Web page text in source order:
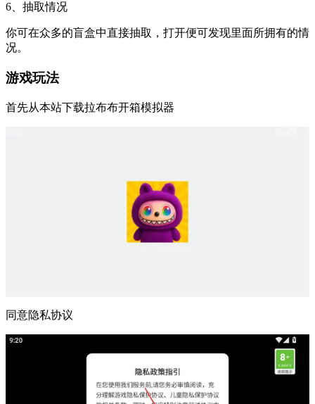
6、抽取情况
你可在众多的盲盒中直接抽取，打开便可发现里面所拥有的情
况。
游戏玩法
首先从本站下载拉布布开箱模拟器
同意隐私协议